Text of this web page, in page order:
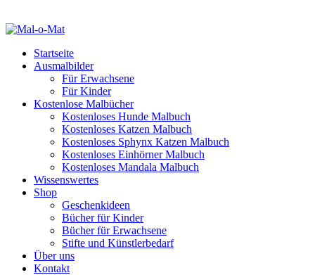
Startseite
Ausmalbilder
Für Erwachsene
Für Kinder
Kostenlose Malbücher
Kostenloses Hunde Malbuch
Kostenloses Katzen Malbuch
Kostenloses Sphynx Katzen Malbuch
Kostenloses Einhörner Malbuch
Kostenloses Mandala Malbuch
Wissenswertes
Shop
Geschenkideen
Bücher für Kinder
Bücher für Erwachsene
Stifte und Künstlerbedarf
Über uns
Kontakt